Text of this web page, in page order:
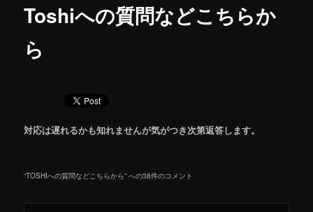
Toshiへの質問などこちらか
ら
対応は遅れるかも知れませんが気がつき次第返答します。
“TOSHIへの質問などこちらから” への38件のコメント